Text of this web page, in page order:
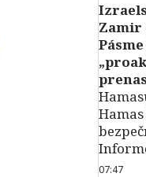
Zamir
07:47